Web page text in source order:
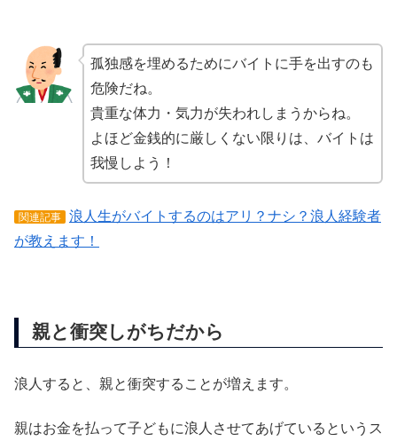
孤独感を埋めるためにバイトに手を出すのも
危険だね。
貴重な体力・気力が失われしまうからね。
よほど金銭的に厳しくない限りは、バイトは
我慢しよう！
関連記事
浪人生がバイトするのはアリ？ナシ？浪人経験者
が教えます！
親と衝突しがちだから
浪人すると、親と衝突することが増えます。
親はお金を払って子どもに浪人させてあげているというス